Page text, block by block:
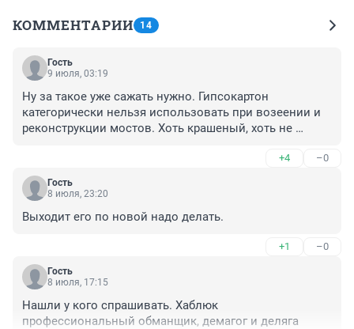
КОММЕНТАРИИ 14
Гость
9 июля, 03:19
Ну за такое уже сажать нужно. Гипсокартон
категорически нельзя использовать при возеении и
реконструкции мостов. Хоть крашеный, хоть не
здравый смысл и ГОСТЫ с СанПинами). Это какой-то
детский лепет со стороны ответственного чиновника.
Если он такой глупенький, то что он делает в таком
же он умненький и публично втирает такое - он
в помощи специалистов из самых компетентных
органов.
+4 –0
Гость
8 июля, 23:20
Выходит его по новой надо делать.
+1 –0
Гость
8 июля, 17:15
Нашли у кого спрашивать. Хаблюк
профессиональный обманщик, демагог и деляга